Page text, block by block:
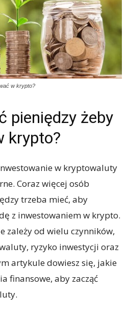
w krypto?
pieniędzy żeby
krypto?
w kryptowaluty
Coraz więcej osób
trzeba mieć, aby
z inwestowaniem w krypto.
zależy od wielu czynników,
ryzyko inwestycji oraz
artykule dowiesz się, jakie
finansowe, aby zacząć